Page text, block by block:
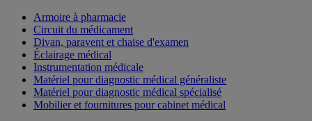
Armoire à pharmacie
Circuit du médicament
Divan, paravent et chaise d'examen
Éclairage médical
Instrumentation médicale
Matériel pour diagnostic médical généraliste
Matériel pour diagnostic médical spécialisé
Mobilier et fournitures pour cabinet médical